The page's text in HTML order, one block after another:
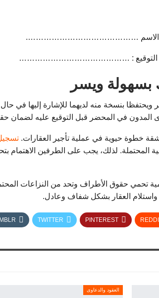
…………………………………….
التوقيع : ……………………………………
بسهولة ويسر
بنسخة منه لديهما للإشارة إليها في
المدون في المحضر قبل التوقيع عليه لضمان
خطوة حيوية في عملية تأجير العقارات.
المحتملة. لذلك، يجب على الطرفين الاهتمام
تحمي حقوق الأطراف وتحد من النزاعات
العقار بشكل شفاف وعادل.
PINTEREST
TWITTER
العقود والدعاوى